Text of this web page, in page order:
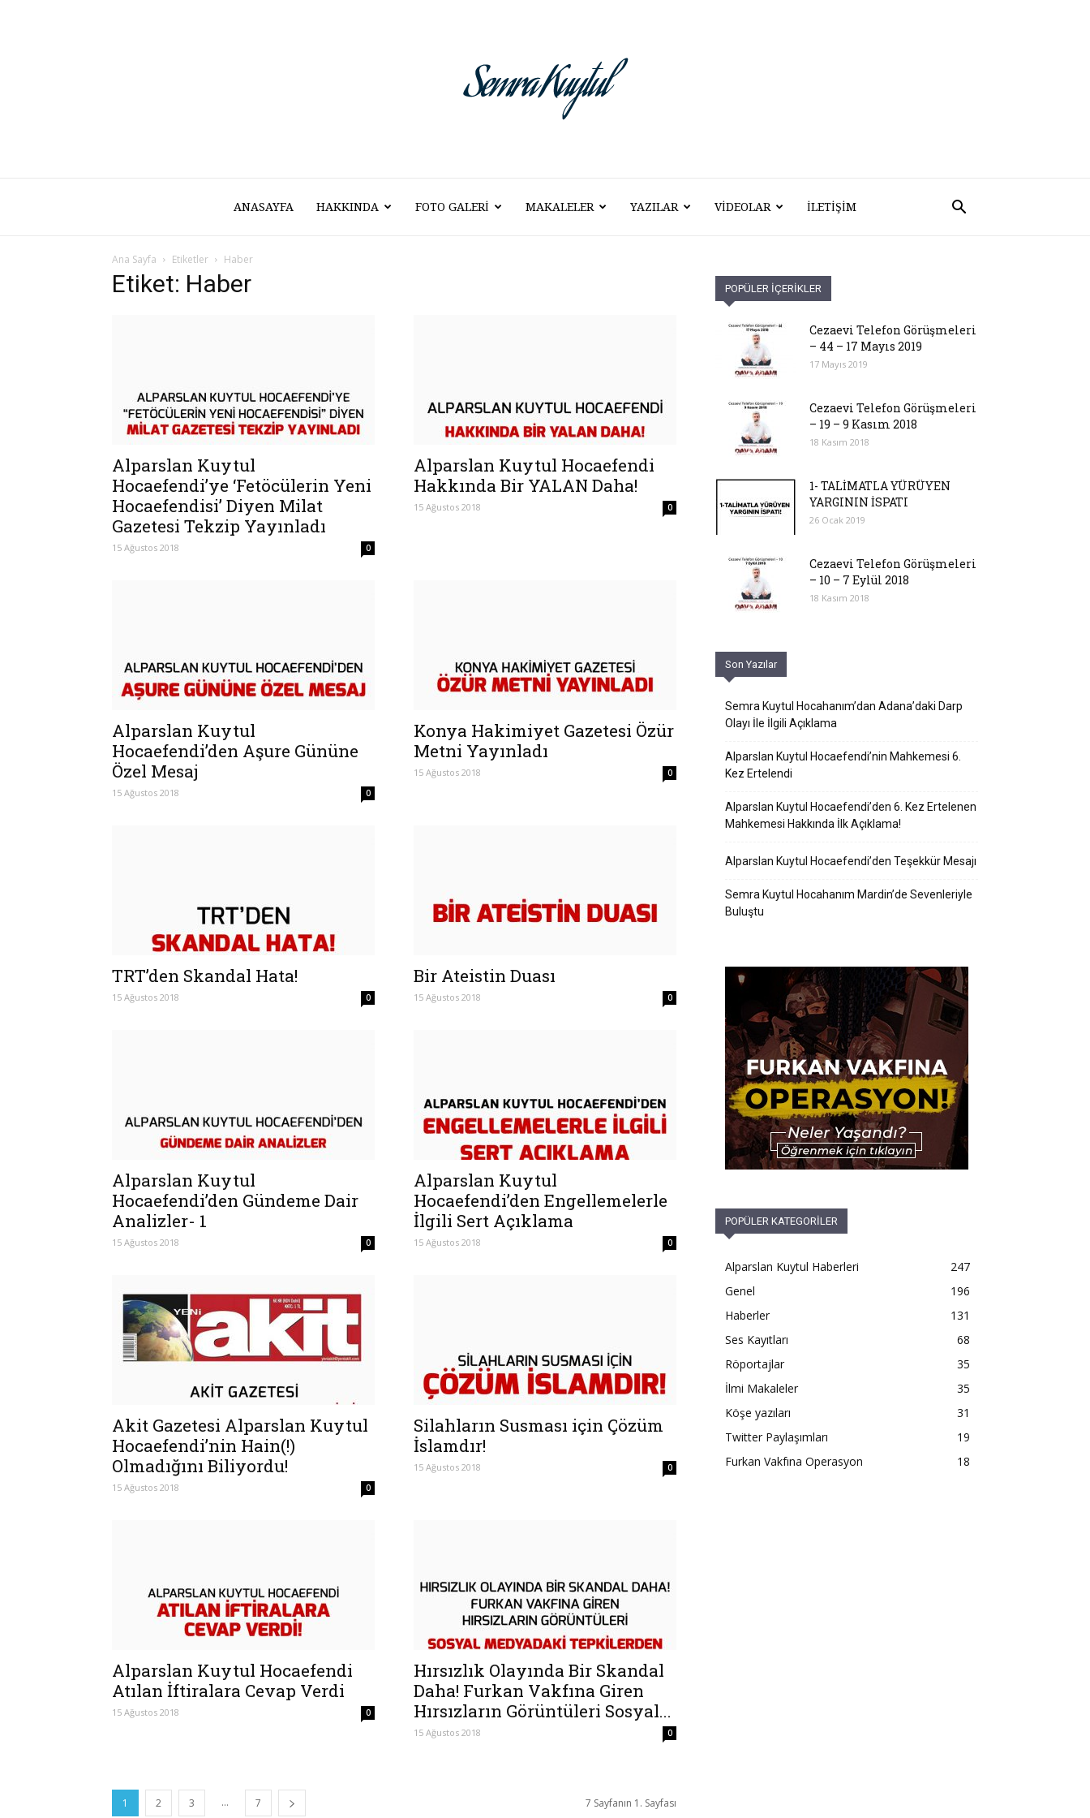
Semra
ANASAYFA HAKKINDA FOTO GALERI MAKALELER YAZILAR VIDEOLAR İLETIŞIM
Ana Sayfa Etiketler Haber
Etiket: Haber
Alparslan Kuytul
Hocaefendi’ye ‘Fetöcülerin Yeni
Hocaefendisi’ Diyen Milat
Gazetesi Tekzip Yayınladı
15 Ağustos 2018 0
Alparslan Kuytul Hocaefendi
Hakkında Bir YALAN Daha!
15 Ağustos 2018 0
Alparslan Kuytul
Hocaefendi’den Aşure Gününe
Özel Mesaj
15 Ağustos 2018 0
Konya Hakimiyet Gazetesi Özür
Metni Yayınladı
15 Ağustos 2018 0
TRT’den Skandal Hata!
15 Ağustos 2018 0
Bir Ateistin Duası
15 Ağustos 2018 0
Alparslan Kuytul
Hocaefendi’den Gündeme Dair
Analizler- 1
15 Ağustos 2018 0
Alparslan Kuytul
Hocaefendi’den Engellemelerle
İlgili Sert Açıklama
15 Ağustos 2018 0
Akit Gazetesi Alparslan Kuytul
Hocaefendi’nin Hain(!)
Olmadığını Biliyordu!
15 Ağustos 2018 0
Silahların Susması için Çözüm
İslamdır!
15 Ağustos 2018 0
Alparslan Kuytul Hocaefendi
Atılan İftiralara Cevap Verdi
15 Ağustos 2018 0
Hırsızlık Olayında Bir Skandal
Daha! Furkan Vakfına Giren
Hırsızların Görüntüleri Sosyal...
15 Ağustos 2018 0
1 2 3 ... 7 7 Sayfanın 1. Sayfası
POPÜLER İÇERİKLER
Cezaevi Telefon Görüşmeleri
– 44 – 17 Mayıs 2019
17 Mayıs 2019
Cezaevi Telefon Görüşmeleri
– 19 – 9 Kasım 2018
18 Kasım 2018
1- TALİMATLA YÜRÜYEN
YARGININ İSPATI
26 Ocak 2019
Cezaevi Telefon Görüşmeleri
– 10 – 7 Eylül 2018
18 Kasım 2018
Son Yazılar
Semra Kuytul Hocahanım’dan Adana’daki Darp
Olayı İle İlgili Açıklama
Alparslan Kuytul Hocaefendi’nin Mahkemesi 6.
Kez Ertelendi
Alparslan Kuytul Hocaefendi’den 6. Kez Ertelenen
Mahkemesi Hakkında İlk Açıklama!
Alparslan Kuytul Hocaefendi’den Teşekkür Mesajı
Semra Kuytul Hocahanım Mardin’de Sevenleriyle
Buluştu
POPÜLER KATEGORİLER
Alparslan Kuytul Haberleri
247
Genel
196
Haberler
131
Ses Kayıtları
68
Röportajlar
35
İlmi Makaleler
35
Köşe yazıları
31
Twitter Paylaşımları
19
Furkan Vakfına Operasyon
18